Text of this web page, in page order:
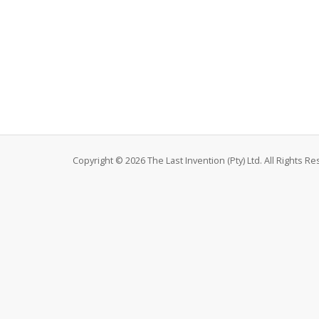
Copyright © 2026 The Last Invention (Pty) Ltd. All Rights